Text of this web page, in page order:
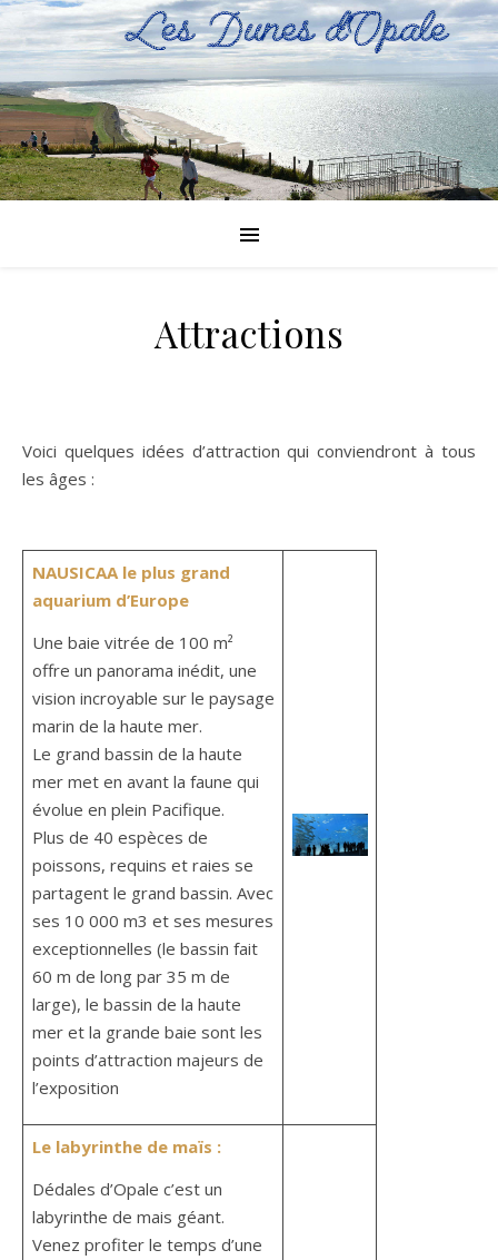
Attractions
Voici quelques idées d’attraction qui conviendront à tous
les âges :
NAUSICAA le plus grand
aquarium d’Europe
Une baie vitrée de 100 m²
offre un panorama inédit, une
vision incroyable sur le paysage
marin de la haute mer.
Le grand bassin de la haute
mer met en avant la faune qui
évolue en plein Pacifique.
Plus de 40 espèces de
poissons, requins et raies se
partagent le grand bassin. Avec
ses 10 000 m3 et ses mesures
exceptionnelles (le bassin fait
60 m de long par 35 m de
large), le bassin de la haute
mer et la grande baie sont les
points d’attraction majeurs de
l’exposition
Le labyrinthe de maïs :
Dédales d’Opale c’est un
labyrinthe de mais géant.
Venez profiter le temps d’une